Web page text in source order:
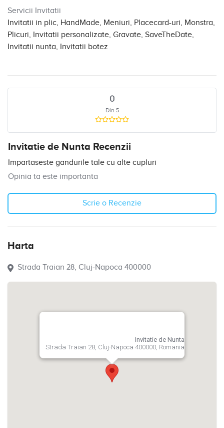
Servicii Invitatii
Invitatii in plic, HandMade, Meniuri, Placecard-uri, Monstra,
Plicuri, Invitatii personalizate, Gravate, SaveTheDate,
Invitatii nunta, Invitatii botez
0
Din 5
Invitatie de Nunta Recenzii
Impartaseste gandurile tale cu alte cupluri
Opinia ta este importanta
Scrie o Recenzie
Harta
Strada Traian 28, Cluj-Napoca 400000
Invitatie de Nunta
Strada Traian 28, Cluj-Napoca 400000, Romania